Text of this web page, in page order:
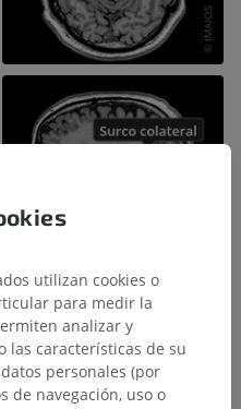
utilizan cookies o
para medir la
analizar y
las características de su
personales (por
de navegación, uso o